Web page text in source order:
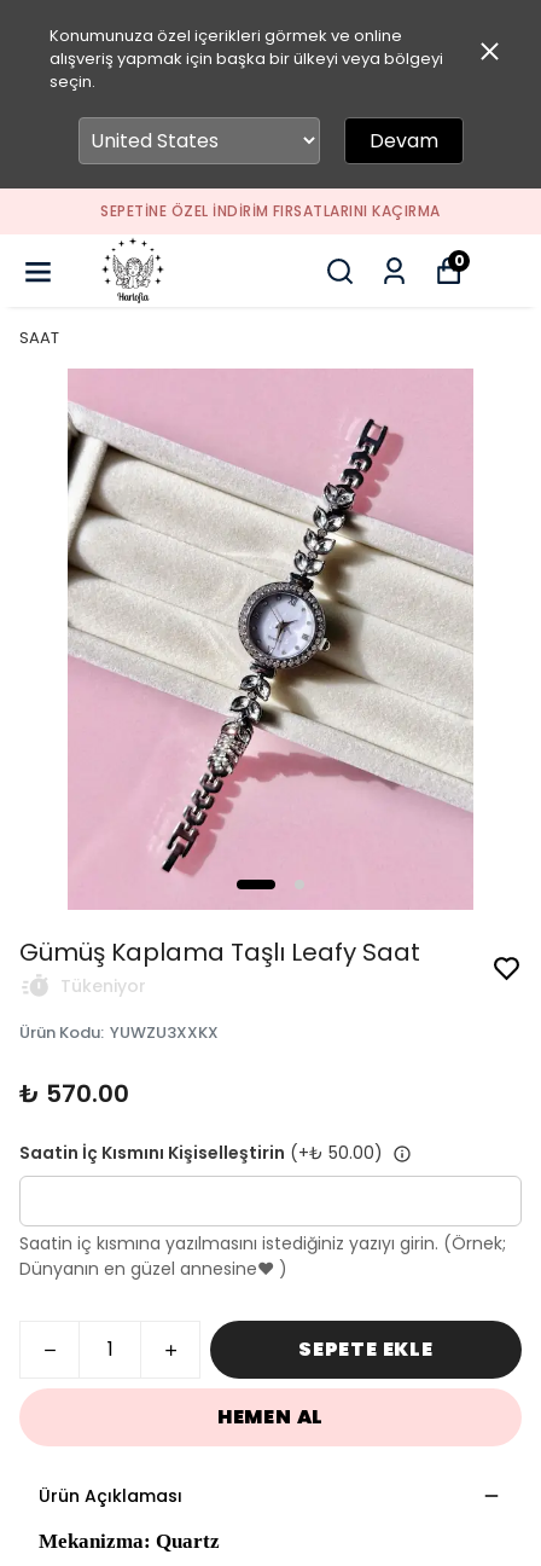
Konumunuza özel içerikleri görmek ve online
alışveriş yapmak için başka bir ülkeyi veya bölgeyi
seçin.
Devam
SEPETİNE ÖZEL İNDİRİM FIRSATLARINI KAÇIRMA
0
SAAT
Gümüş Kaplama Taşlı Leafy Saat
Tükeniyor
Ürün Kodu: YUWZU3XXKX
₺ 570.00
Saatin İç Kısmını Kişiselleştirin (+₺ 50.00)
Saatin iç kısmına yazılmasını istediğiniz yazıyı girin. (Örnek;
Dünyanın en güzel annesine♥ )
SEPETE EKLE
HEMEN AL
Ürün Açıklaması
Mekanizma: Quartz